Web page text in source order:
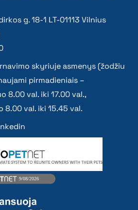
g. 18-1 LT-01113 Vilnius
skyriuje asmenys (žodžiu
pirmadieniais –
8.00 val. iki 17.00 val.,
8.00 val. iki 15.45 val.